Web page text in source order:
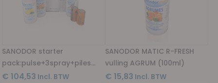
SANODOR starter
pack:pulse+3spray+piles
(1pc)
€ 104,53
SANODOR MATIC R-FRESH
vulling AGRUM (100ml)
€ 15,83